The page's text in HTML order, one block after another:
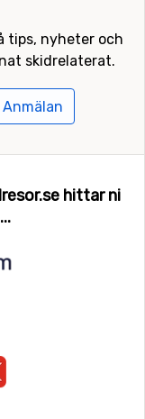
tips, nyheter och
skidrelaterat.
Anmälan
hittar ni